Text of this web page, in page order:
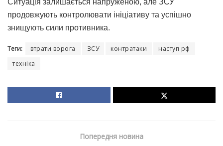
продовжують контролювати ініціативу та успішно
знищують сили противника.
Теги: втрати ворога ЗСУ контратаки
наступ рф
техніка
Попередня новина